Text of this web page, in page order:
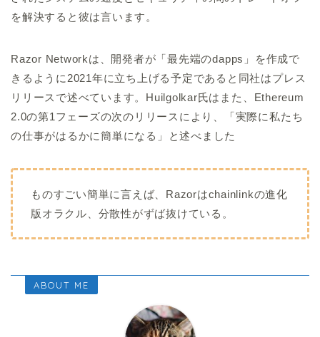
を解決すると彼は言います。
Razor Networkは、開発者が「最先端のdapps」を作成で
きるように2021年に立ち上げる予定であると同社はプレス
リリースで述べています。Huilgolkar氏はまた、Ethereum
2.0の第1フェーズの次のリリースにより、「実際に私たち
の仕事がはるかに簡単になる」と述べました
ものすごい簡単に言えば、Razorはchainlinkの進化
版オラクル、分散性がずば抜けている。
ABOUT ME